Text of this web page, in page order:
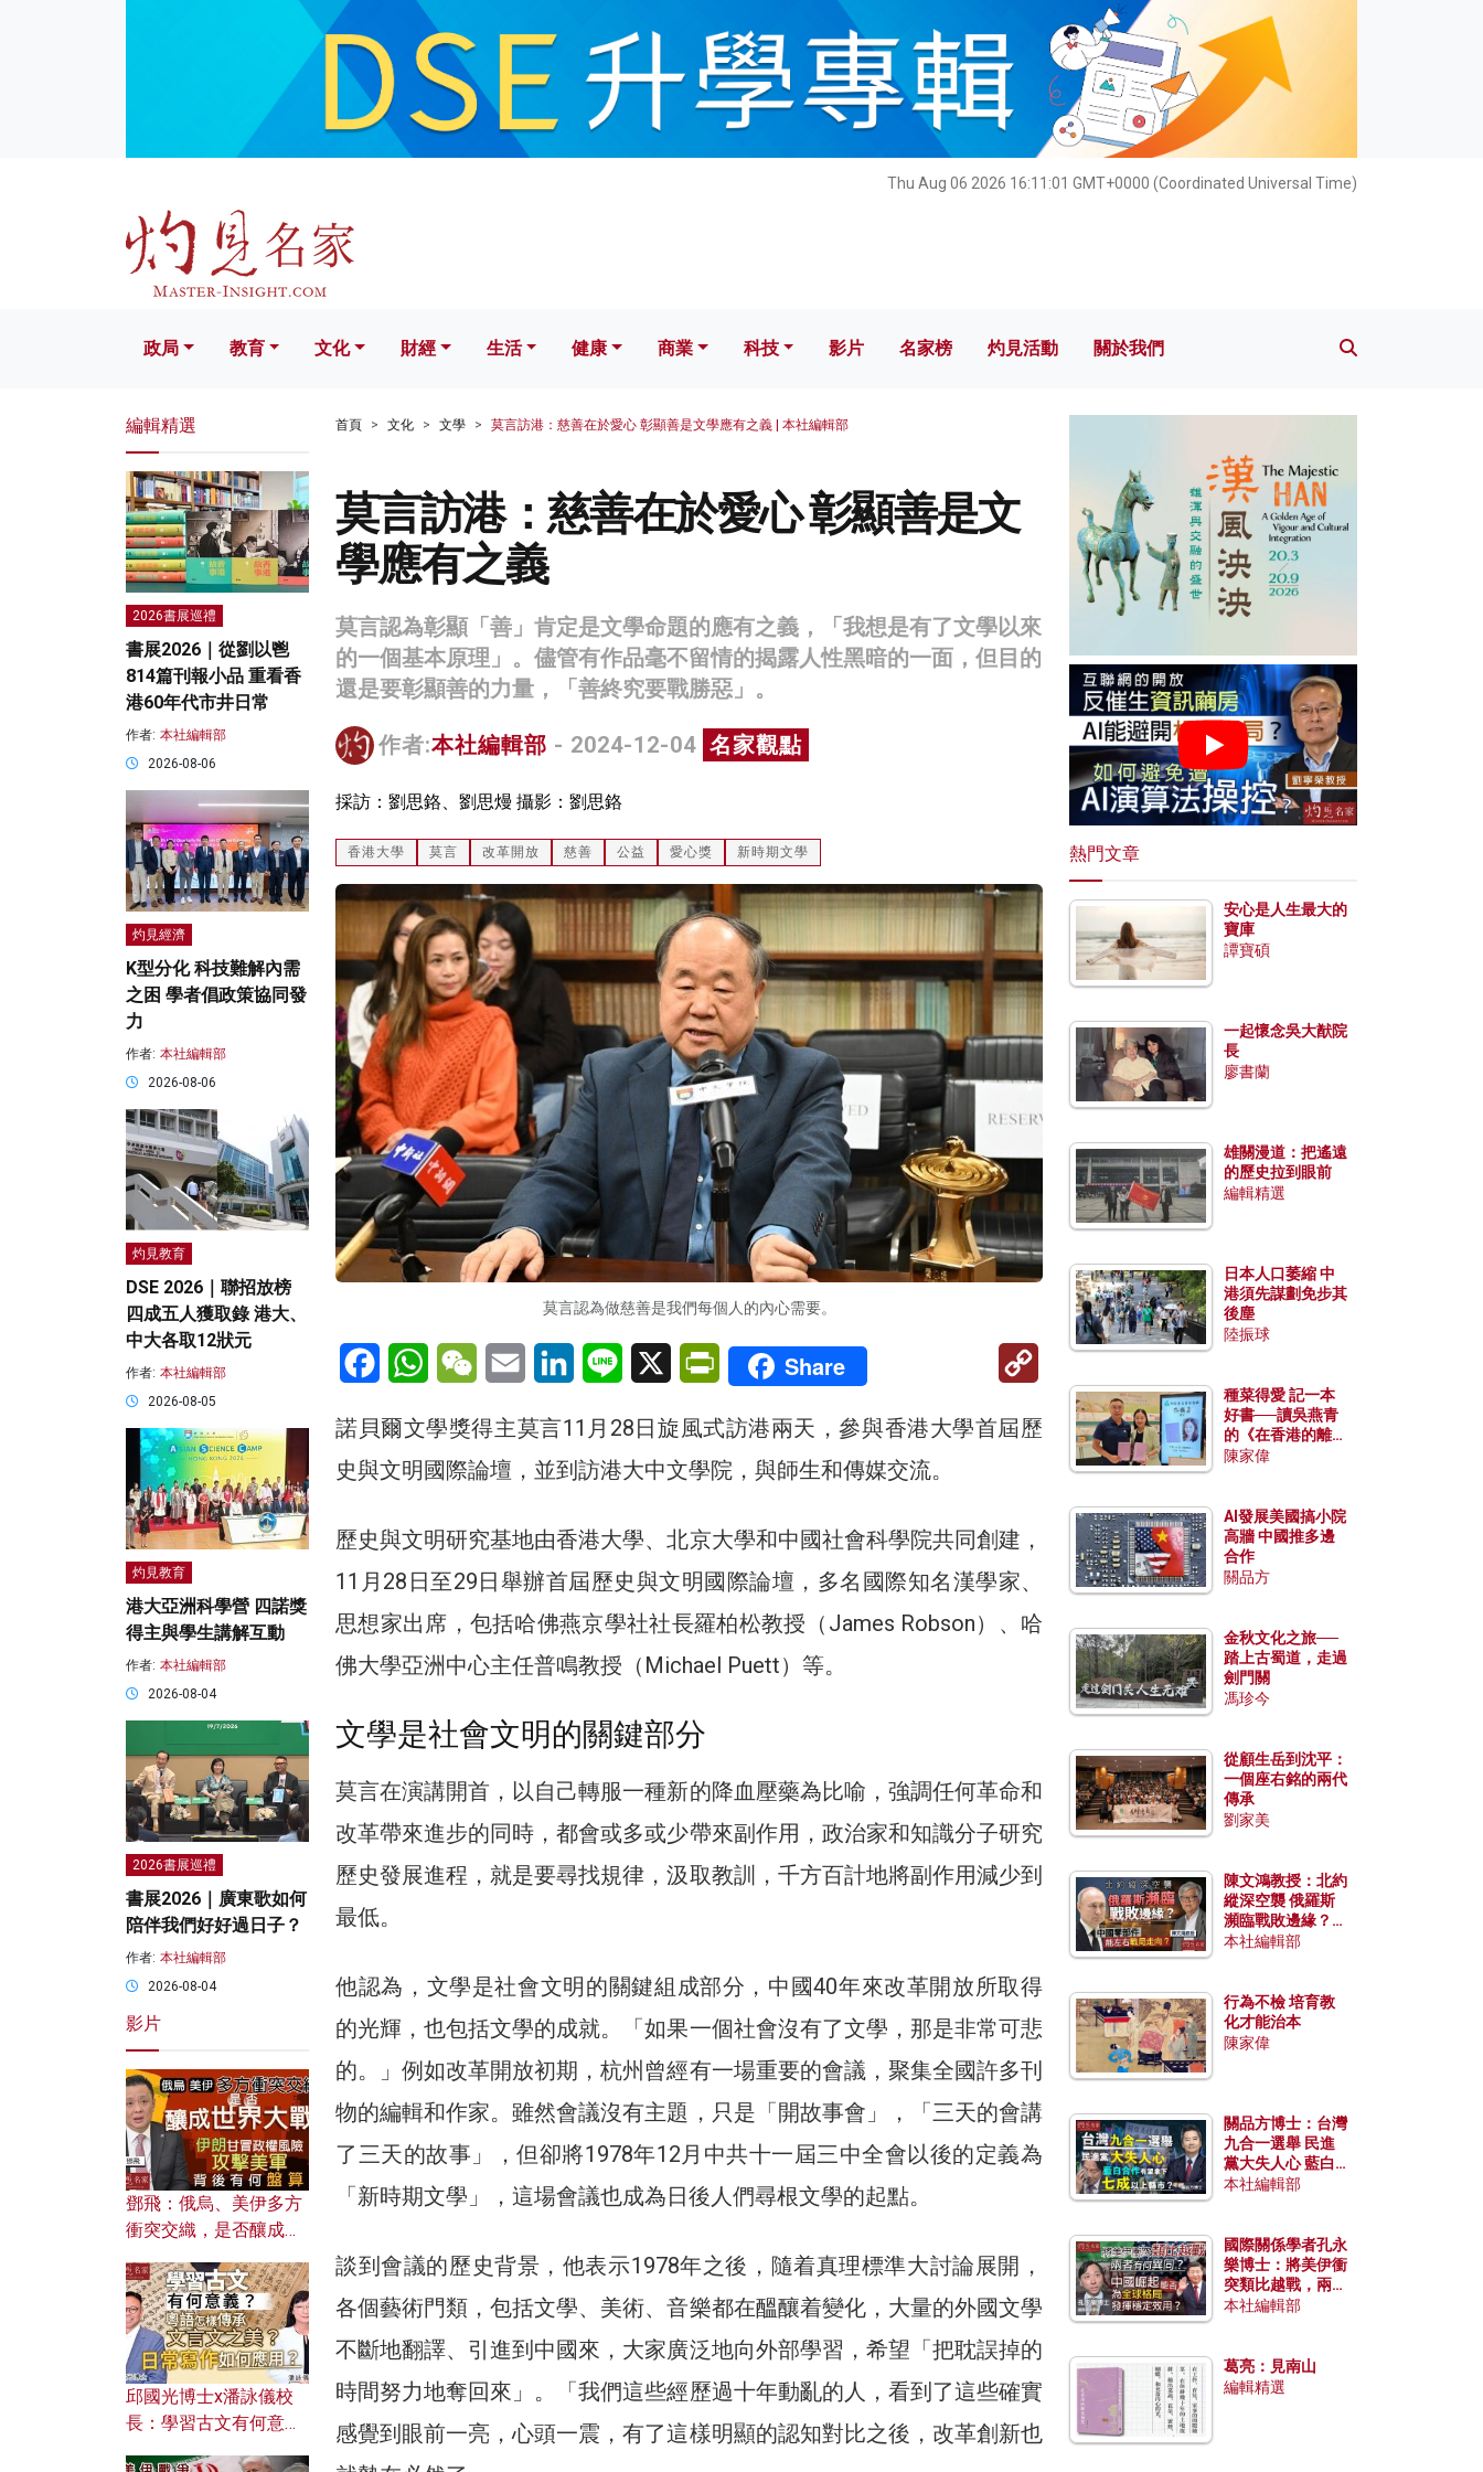
Thu Aug 06 2026 16:11:03 GMT+0000 (Coordinated Universal Time)
文化 財經 生活 健康 科技 影片 名家榜 灼見活動 關於我們
政局 教育 文化 財經 生活 健康 商業 科技 影片 名家榜 灼見活動 關於我們
首頁 文化 文學 莫言訪港：慈善在於愛心 彰顯善是文學應有之義 | 本社編輯部
莫言訪港：慈善在於愛心 彰顯善是文
學應有之義
莫言認為彰顯「善」肯定是文學命題的應有之義，「我想是有了文學以來
的一個基本原理」。儘管有作品毫不留情的揭露人性黑暗的一面，但目的
還是要彰顯善的力量，「善終究要戰勝惡」。
作者:本社編輯部 - 2024-12-04 名家觀點
採訪：劉思鉻、劉思熳 攝影：劉思鉻
香港大學 莫言 改革開放 慈善 公益 愛心獎 新時期文學
莫言認為做慈善是我們每個人的內心需要。
FacebookWhatsAppWeChatEmail LinkedInLine X PrintFriendly
Share
Copy
諾貝爾文學獎得主莫言11月28日旋風式訪港兩天，參與香港大學首屆歷
史與文明國際論壇，並到訪港大中文學院，與師生和傳媒交流。
歷史與文明研究基地由香港大學、北京大學和中國社會科學院共同創建，
11月28日至29日舉辦首屆歷史與文明國際論壇，多名國際知名漢學家、
思想家出席，包括哈佛燕京學社社長羅柏松教授（James Robson）、哈
佛大學亞洲中心主任普鳴教授（Michael Puett）等。
文學是社會文明的關鍵部分
莫言在演講開首，以自己轉服一種新的降血壓藥為比喻，強調任何革命和
改革帶來進步的同時，都會或多或少帶來副作用，政治家和知識分子研究
歷史發展進程，就是要尋找規律，汲取教訓，千方百計地將副作用減少到
最低。
他認為，文學是社會文明的關鍵組成部分，中國40年來改革開放所取得
的光輝，也包括文學的成就。「如果一個社會沒有了文學，那是非常可悲
的。」例如改革開放初期，杭州曾經有一場重要的會議，聚集全國許多刊
物的編輯和作家。雖然會議沒有主題，只是「開故事會」，「三天的會講
了三天的故事」，但卻將1978年12月中共十一屆三中全會以後的定義為
「新時期文學」，這場會議也成為日後人們尋根文學的起點。
談到會議的歷史背景，他表示1978年之後，隨着真理標準大討論展開，
各個藝術門類，包括文學、美術、音樂都在醞釀着變化，大量的外國文學
不斷地翻譯、引進到中國來，大家廣泛地向外部學習，希望「把耽誤掉的
時間努力地奪回來」。「我們這些經歷過十年動亂的人，看到了這些確實
感覺到眼前一亮，心頭一震，有了這樣明顯的認知對比之後，改革創新也
編輯精選
2026書展巡禮
書展2026｜從劉以鬯
814篇刊報小品 重看香
港60年代市井日常
作者: 本社編輯部
2026-08-06
灼見經濟
K型分化 科技難解內需
之困 學者倡政策協同發
力
作者: 本社編輯部
2026-08-06
灼見教育
DSE 2026｜聯招放榜
四成五人獲取錄 港大、
中大各取12狀元
作者: 本社編輯部
2026-08-05
灼見教育
港大亞洲科學營 四諾獎
得主與學生講解互動
作者: 本社編輯部
2026-08-04
2026書展巡禮
書展2026｜廣東歌如何
陪伴我們好好過日子？
作者: 本社編輯部
2026-08-04
影片
鄧飛：俄烏、美伊多方
衝突交織，是否釀成世
風險攻擊美軍，背後有
何盤算？
邱國光博士x潘詠儀校
長：學習古文有何意
熱門文章
安心是人生最大的
寶庫
譚寶碩
一起懷念吳大猷院
長
廖書蘭
雄關漫道：把遙遠
的歷史拉到眼前
編輯精選
日本人口萎縮 中
港須先謀劃免步其
後塵
陸振球
種菜得愛 記一本
好書──讀吳燕青
的《在香港的離島
種菜》
陳家偉
AI發展美國搞小院
高牆 中國推多邊
合作
關品方
金秋文化之旅──
踏上古蜀道，走過
劍門關
馮珍今
從顧生岳到沈平：
一個座右銘的兩代
傳承
劉家美
陳文鴻教授：北約
縱深空襲 俄羅斯
瀕臨戰敗邊緣？中
國零部件能左右戰
本社編輯部
行為不檢 培育教
化才能治本
陳家偉
關品方博士：台灣
九合一選舉 民進
黨大失人心 藍白
合作有望拿下七成
本社編輯部
國際關係學者孔永
樂博士：將美伊衝
突類比越戰，兩者
有何異同？中國崛
本社編輯部
葛亮：見南山
編輯精選